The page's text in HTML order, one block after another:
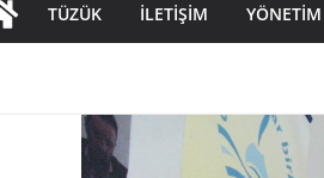
TÜZÜK İLETIŞIM